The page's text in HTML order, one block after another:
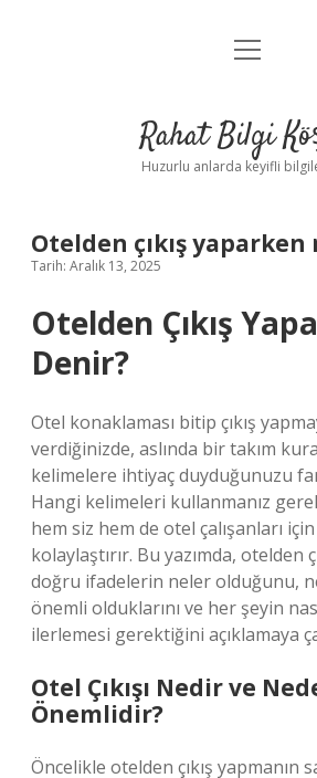
Anasayfa
Yasal Uyarı
menüyü
Rahat Bilgi
Huzurlu anlarda keyifli
Otelden çıkış yaparken
Tarih: Aralık 13, 2025
Otelden Çıkış
Denir?
Otel konaklaması bitip çıkış
verdiğinizde, aslında bir takım
kelimelere ihtiyaç duyduğunuzu
Hangi kelimeleri kullanmanız
hem siz hem de otel çalışanları
kolaylaştırır. Bu yazımda, otelden
doğru ifadelerin neler olduğunu,
önemli olduklarını ve her şeyin
ilerlemesi gerektiğini açıklamaya
Otel Çıkışı Nedir ve
Önemlidir?
Öncelikle otelden çıkış yapmanın